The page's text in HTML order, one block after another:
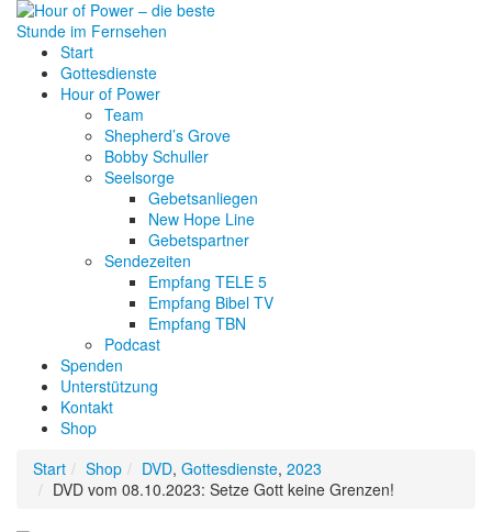
Start
Gottesdienste
Hour of Power
Team
Shepherd’s Grove
Bobby Schuller
Seelsorge
Gebetsanliegen
New Hope Line
Gebetspartner
Sendezeiten
Empfang TELE 5
Empfang Bibel TV
Empfang TBN
Podcast
Spenden
Unterstützung
Kontakt
Shop
Start
Shop DVD, Gottesdienste, 2023
DVD vom 08.10.2023: Setze Gott keine Grenzen!